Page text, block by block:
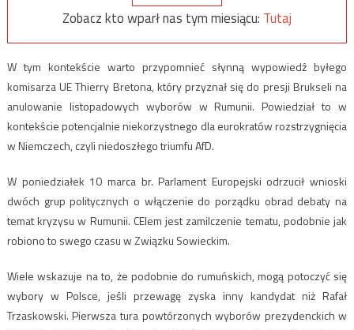
Zobacz kto wparł nas tym miesiącu: Tutaj
W tym kontekście warto przypomnieć słynną wypowiedź byłego
komisarza UE Thierry Bretona, który przyznał się do presji Brukseli na
anulowanie listopadowych wyborów w Rumunii. Powiedział to w
kontekście potencjalnie niekorzystnego dla eurokratów rozstrzygnięcia
w Niemczech, czyli niedoszłego triumfu AfD.
W poniedziałek 10 marca br. Parlament Europejski odrzucił wnioski
dwóch grup politycznych o włączenie do porządku obrad debaty na
temat kryzysu w Rumunii. CElem jest zamilczenie tematu, podobnie jak
robiono to swego czasu w Związku Sowieckim.
Wiele wskazuje na to, że podobnie do rumuńskich, mogą potoczyć się
wybory w Polsce, jeśli przewagę zyska inny kandydat niż Rafał
Trzaskowski. Pierwsza tura powtórzonych wyborów prezydenckich w